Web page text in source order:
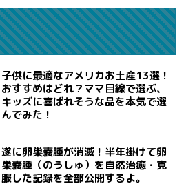
子供に最適なアメリカお土産13選！
おすすめはどれ？ママ目線で選ぶ、
キッズに喜ばれそうな品を本気で選
んでみた！
遂に卵巣嚢腫が消滅！半年掛けて卵
巣嚢腫（のうしゅ）を自然治癒・克
服した記録を全部公開するよ。